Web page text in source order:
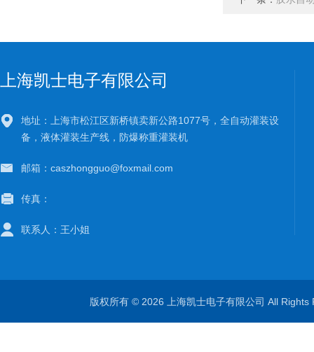
上海凯士电子有限公司
地址：上海市松江区新桥镇卖新公路1077号，全自动灌装设
备，液体灌装生产线，防爆称重灌装机
邮箱：caszhongguo@foxmail.com
传真：
联系人：王小姐
版权所有 © 2026 上海凯士电子有限公司 All